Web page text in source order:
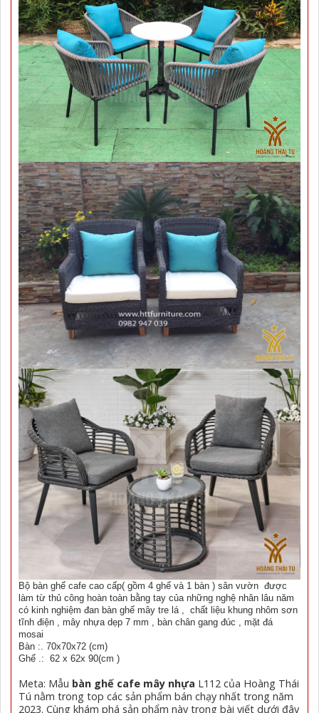
Bộ bàn ghế cafe cao cấp( gồm 4 ghế và 1 bàn ) sân vườn được
làm từ thủ công hoàn toàn bằng tay của những nghệ nhân lâu năm
có kinh nghiệm đan bàn ghế mây tre lá , chất liệu khung nhôm sơn
tĩnh điện , mây nhựa dẹp 7 mm , bàn chân gang đúc , mặt đá
mosai
Bàn :. 70x70x72 (cm)
Ghế .: 62 x 62x 90(cm )
Meta: Mẫu bàn ghế cafe mây nhựa L112 của Hoàng Thái
Tú nằm trong top các sản phẩm bán chạy nhất trong năm
2023. Cùng khám phá sản phẩm này trong bài viết dưới đây